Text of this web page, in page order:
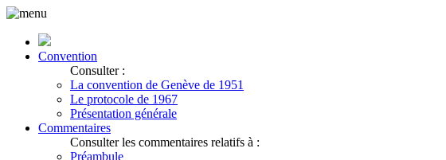
Convention
Consulter :
La convention de Genève de 1951
Le protocole de 1967
Présentation générale
Commentaires
Consulter les commentaires relatifs à :
Préambule